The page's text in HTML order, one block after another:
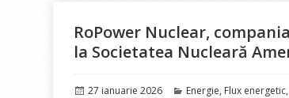
RoPower Nuclear,
la Societatea Nucleară
Publicat
27 ianuarie 2026 Categorii
Energie, Flux energetic,